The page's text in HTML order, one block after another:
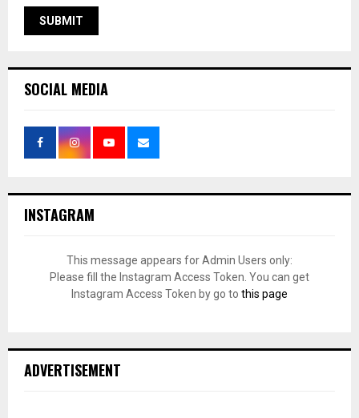
SOCIAL MEDIA
INSTAGRAM
This message appears for Admin Users only:
Please fill the Instagram Access Token. You can get
Instagram Access Token by go to this page
ADVERTISEMENT